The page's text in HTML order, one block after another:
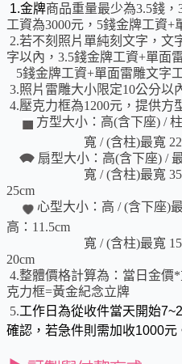
1.金牌商品重量最少為3.5錢
工資為3000元， 5錢金牌工資+
2.若不刻照片單純刻文字，文
字以內，3.5錢金牌工資+單面
5錢金牌工資+單面雷雕文字
3.照片雷雕大小限定10公分以
4.壓克力框為1200元，提供方
方型大小：高(含下座) /
寬 / (含柱)最寬
扇型大小 ： 高(含下座) /
寬 / (含柱)最寬 35cm、
25cm
心型大小： 高 / (含下座)
高：11.5cm
寬 / (含柱)最寬 15.5cm
20cm
4.整體價格計算為：當日金價
克力框=黃金紀念立牌
5.工作日為從收件當天開始
確認，若急件則需加收1000元